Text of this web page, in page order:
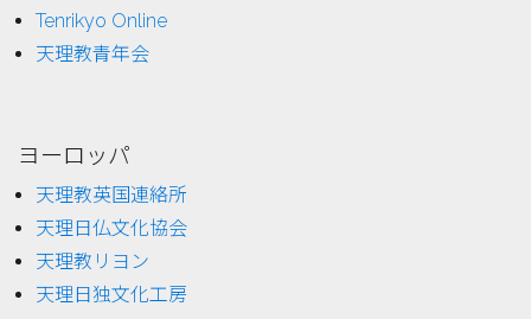
Tenrikyo Online
天理教青年会
ヨーロッパ
天理教英国連絡所
天理日仏文化協会
天理教リヨン
天理日独文化工房